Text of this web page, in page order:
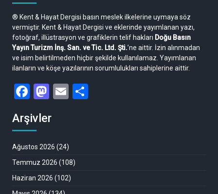
® Kent & Hayat Dergisi basın meslek ilkelerine uymaya söz
vermiştir. Kent & Hayat Dergisi ve eklerinde yayımlanan yazı,
fotoğraf, illüstrasyon ve grafiklerin telif hakları Doğu Basın
Yayın Turizm İnş. San. ve Tic. Ltd. Şti.’ne aittir. İzin alınmadan
ve isim belirtilmeden hiçbir şekilde kullanılamaz. Yayımlanan
ilanların ve köşe yazılarının sorumlulukları sahiplerine aittir.
Facebook
Mastodon
Email
Arşivler
Ağustos 2026 (24)
Temmuz 2026 (108)
Haziran 2026 (102)